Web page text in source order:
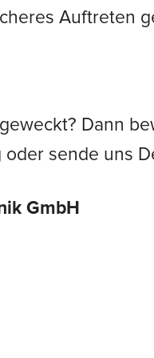
Auftreten
Dann
sende uns
GmbH